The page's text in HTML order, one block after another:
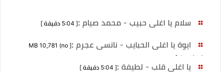
سلام يا اغلى حبيب - محمد صيام :[ 5:04 دقيقة ]
ايوة يا اغلى الحبايب - نانسى عجرم :
[ MB 10,781 (no
duration) ]
يا اغلى قلب - لطيفة :[ 5:04 دقيقة ]